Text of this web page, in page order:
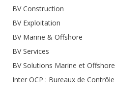
BV Construction
BV Exploitation
BV Marine & Offshore
BV Services
BV Solutions Marine et Offshore
Inter OCP : Bureaux de Contrôle